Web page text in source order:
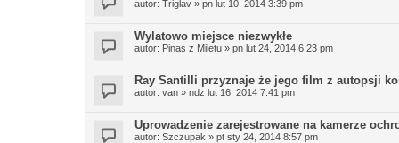
autor: Triglav » pn lut 10, 2014 3:39 pm
Wylatowo miejsce niezwykłe
autor: Pinas z Miletu » pn lut 24, 2014 6:23 pm
Ray Santilli przyznaje że jego film z autopsji
autor: van » ndz lut 16, 2014 7:41 pm
Uprowadzenie zarejestrowane na kamerze
autor: Szczupak » pt sty 24, 2014 8:57 pm